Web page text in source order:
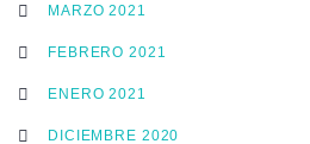
MARZO 2021
FEBRERO 2021
ENERO 2021
DICIEMBRE 2020